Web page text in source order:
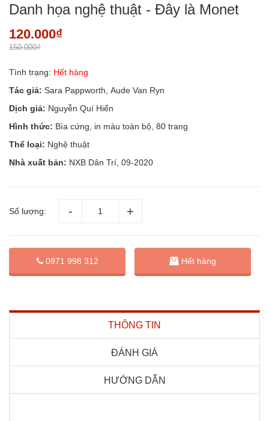
Danh họa nghệ thuật - Đây là Monet
120.000₫
150.000₫
Tình trạng: Hết hàng
Tác giả: Sara Pappworth, Aude Van Ryn
Dịch giả: Nguyễn Quí Hiển
Hình thức: Bìa cứng, in màu toàn bộ, 80 trang
Thể loại: Nghệ thuật
Nhà xuất bản: NXB Dân Trí, 09-2020
Số lượng:
0971 998 312 Hết hàng
THÔNG TIN
ĐÁNH GIÁ
HƯỚNG DẪN